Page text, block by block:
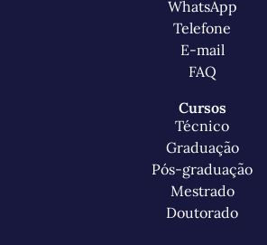
WhatsApp
Telefone
E-mail
FAQ
Cursos
Técnico
Graduação
Pós-graduação
Mestrado
Doutorado